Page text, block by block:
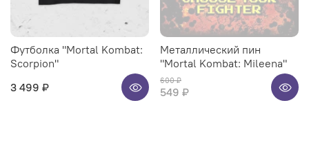
Футболка "Mortal Kombat:
Scorpion"
3 499 ₽
Металлический пин
"Mortal Kombat: Mileena"
600 ₽
549 ₽